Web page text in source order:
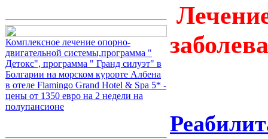
Комплексное лечение опорно-
двигательной системы,программа "
Детокс", программа " Гранд силуэт" в
Болгарии на морском курорте Албена
в отеле Flamingo Grand Hotel & Spa 5* -
цены от 1350 евро на 2 недели на
полупансионе